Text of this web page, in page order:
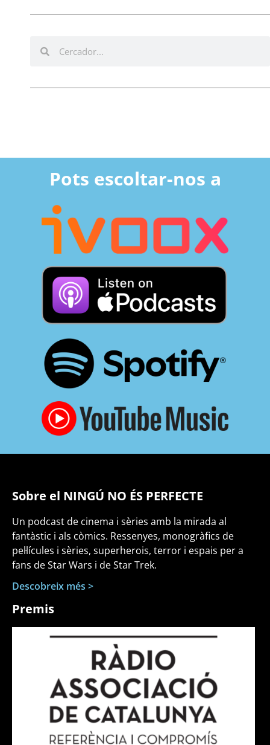
Pots escoltar-nos a
Sobre el NINGÚ NO ÉS PERFECTE
Un podcast de cinema i sèries amb la mirada al
fantàstic i als còmics. Ressenyes, monogràfics de
pel·lícules i sèries, superherois, terror i espais per a
fans de Star Wars i de Star Trek.
Descobreix més >
Premis